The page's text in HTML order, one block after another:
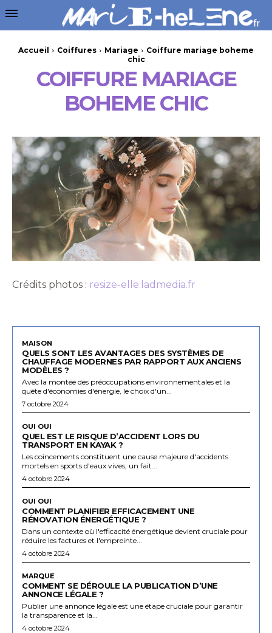
Accueil Coiffures Mariage
Coiffure mariage boheme
chic
COIFFURE MARIAGE
BOHEME CHIC
Crédits photos : resize-elle.ladmedia.fr
MAISON
QUELS SONT LES AVANTAGES DES SYSTÈMES DE
CHAUFFAGE MODERNES PAR RAPPORT AUX ANCIENS
MODÈLES ?
Avec la montée des préoccupations environnementales et la
quête d'économies d'énergie, le choix d'un...
7 octobre 2024
OUI OUI
QUEL EST LE RISQUE D’ACCIDENT LORS DU
TRANSPORT EN KAYAK ?
Les coincements constituent une cause majeure d'accidents
mortels en sports d'eaux vives, un fait...
4 octobre 2024
OUI OUI
COMMENT PLANIFIER EFFICACEMENT UNE
RÉNOVATION ÉNERGÉTIQUE ?
Dans un contexte où l'efficacité énergétique devient cruciale pour
réduire les factures et l'empreinte...
4 octobre 2024
MARQUE
COMMENT SE DÉROULE LA PUBLICATION D’UNE
ANNONCE LÉGALE ?
Publier une annonce légale est une étape cruciale pour garantir
la transparence et la...
4 octobre 2024